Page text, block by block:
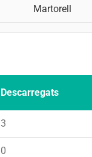
Martorell
Descarregats
3
0